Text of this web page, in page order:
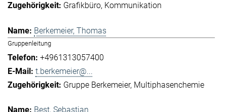
Grafikbüro Kommunikation
Berkemeier, Thomas
Gruppenleitung
+4961313057400
t.berkemeier@...
Gruppe Berkemeier Multiphasenchemie
Best, Sebastian